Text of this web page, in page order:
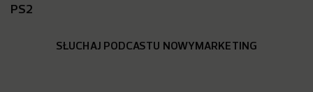
PS2
SŁUCHAJ PODCASTU NOWYMARKETING